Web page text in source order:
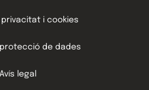
privacitat i cookies
de dades
Avís legal